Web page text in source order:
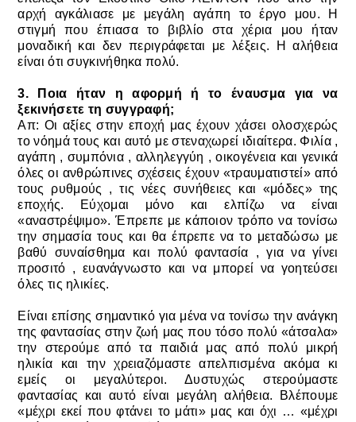
αρχή αγκάλιασε με μεγάλη αγάπη το έργο μου. Η
στιγμή που έπιασα το βιβλίο στα χέρια μου ήταν
μοναδική και δεν περιγράφεται με λέξεις. Η αλήθεια
είναι ότι συγκινήθηκα πολύ.
3. Ποια ήταν η αφορμή ή το έναυσμα για να
ξεκινήσετε τη συγγραφή;
Απ: Οι αξίες στην εποχή μας έχουν χάσει ολοσχερώς
το νόημά τους και αυτό με στεναχωρεί ιδιαίτερα. Φιλία ,
αγάπη , συμπόνια , αλληλεγγύη , οικογένεια και γενικά
όλες οι ανθρώπινες σχέσεις έχουν «τραυματιστεί» από
τους ρυθμούς , τις νέες συνήθειες και «μόδες» της
εποχής.
Εύχομαι μόνο και ελπίζω να είναι
«αναστρέψιμο».Έπρεπε με κάποιον τρόπο να τονίσω
την σημασία τους και θα έπρεπε να το μεταδώσω με
βαθύ συναίσθημα και πολύ φαντασία , για να γίνει
προσιτό , ευανάγνωστο και να μπορεί να γοητεύσει
όλες τις ηλικίες.
Είναι επίσης σημαντικό για μένα να τονίσω την ανάγκη
της φαντασίας στην ζωή μας που τόσο πολύ «άτσαλα»
την στερούμε από τα παιδιά μας από πολύ μικρή
ηλικία και την χρειαζόμαστε απελπισμένα ακόμα κι
εμείς οι μεγαλύτεροι. Δυστυχώς στερούμαστε
φαντασίας και αυτό είναι μεγάλη αλήθεια.
Βλέπουμε
«μέχρι εκεί που φτάνει το μάτι» μας και όχι … «μέχρι